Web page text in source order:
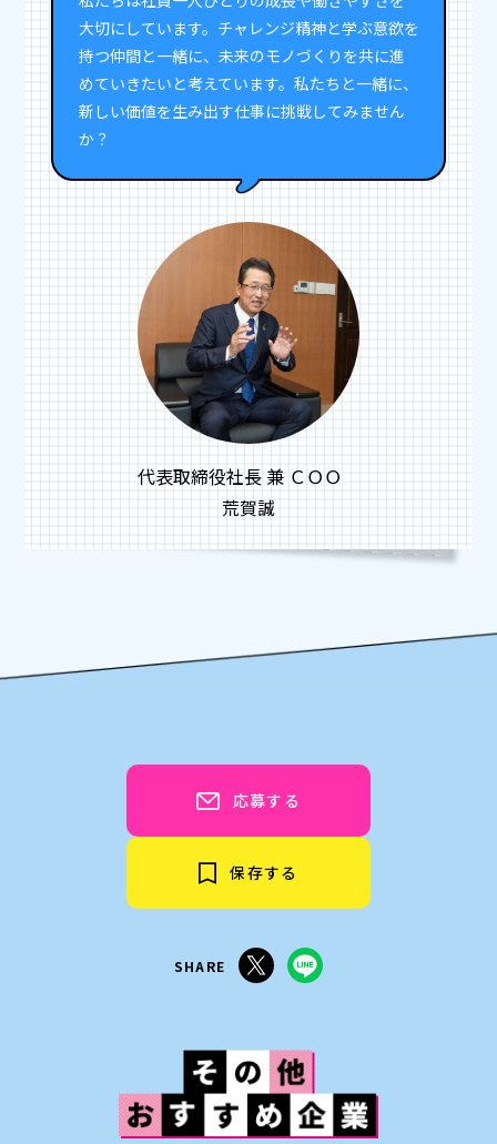
大切にしています。チャレンジ精神と学ぶ意欲を
持つ仲間と一緒に、未来のモノづくりを共に進
めていきたいと考えています。私たちと一緒に、
新しい価値を生み出す仕事に挑戦してみません
か？
代表取締役社長 兼 ＣＯＯ
荒賀誠
応募する
保存する
SHARE